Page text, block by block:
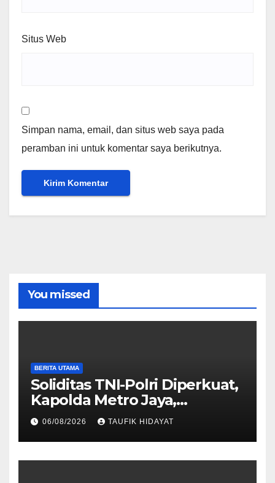
Situs Web
Simpan nama, email, dan situs web saya pada
peramban ini untuk komentar saya berikutnya.
You missed
BERITA UTAMA
Soliditas TNI-Polri Diperkuat,
Kapolda Metro Jaya,
Pangdam Jaya, dan
Dankorbrimob Jalin
Silaturahmi
06/08/2026 TAUFIK HIDAYAT